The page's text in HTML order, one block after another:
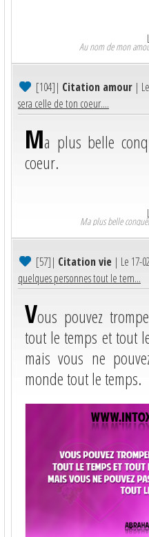
Au nom de mon
[104]| Citation amour |
sera celle de ton coeur....
Ma plus belle
coeur.
Ma plus belle
[57]| Citation vie | Le 17-
quelques personnes tout le tem...
Vous pouvez
tout le temps et tout
mais vous ne
monde tout le temps.